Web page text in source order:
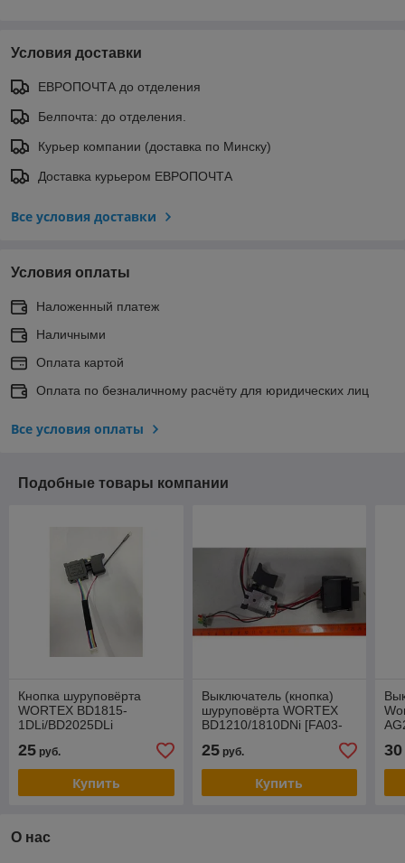
Условия доставки
ЕВРОПОЧТА до отделения
Белпочта: до отделения.
Курьер компании (доставка по Минску)
Доставка курьером ЕВРОПОЧТА
Все условия доставки
Условия оплаты
Наложенный платеж
Наличными
Оплата картой
Оплата по безналичному расчёту для юридических лиц
Все условия оплаты
Подобные товары компании
Кнопка шуруповёрта
WORTEX BD1815-
1DLi/BD2025DLi
25 руб.
Купить
Выключатель (кнопка)
шуруповёрта WORTEX
BD1210/1810DNi [FA03-
25руб.
Купить
30
О нас